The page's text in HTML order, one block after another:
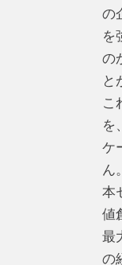
の
を
の
と
こ
を
ケ
ん。
本
値
最
の